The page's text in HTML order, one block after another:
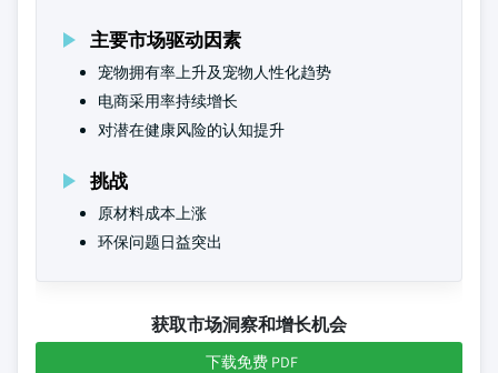
主要市场驱动因素
宠物拥有率上升及宠物人性化趋势
电商采用率持续增长
对潜在健康风险的认知提升
挑战
原材料成本上涨
环保问题日益突出
获取市场洞察和增长机会
下载免费 PDF